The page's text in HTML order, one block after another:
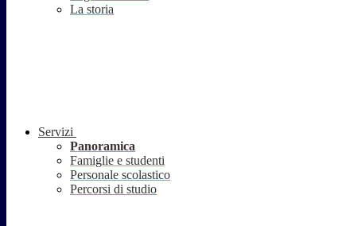
La storia
Servizi
Panoramica
Famiglie e studenti
Personale scolastico
Percorsi di studio